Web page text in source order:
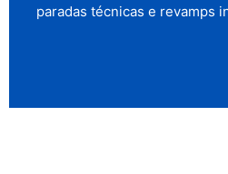
paradas técnicas e revamps